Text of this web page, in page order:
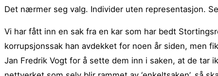
Det nærmer seg valg. Individer uten representasjon.
Vi har fått inn en sak fra en kar som har bedt
korrupsjonssak han avdekket for noen år siden, men
Jan Fredrik Vogt for å sette dem inn i saken, at de tar